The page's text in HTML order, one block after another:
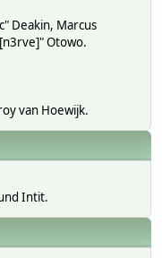
Deakin, Marcus
Otowo.
van Hoewijk.
Intit.